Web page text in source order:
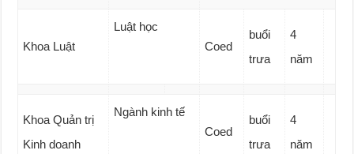
Khoa Luật
Luật học
Coed
buổi
trưa
4
năm
Khoa Quản trị
Kinh doanh
Ngành kinh tế
Coed
buổi
trưa
4
năm